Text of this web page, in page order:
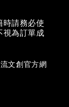
時請務必使
視為訂單成
文創官方網